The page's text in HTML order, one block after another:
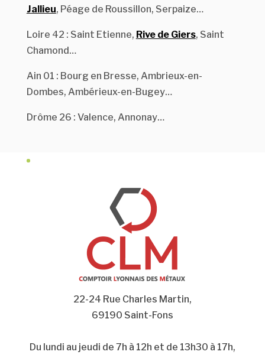
Jallieu, Péage de Roussillon, Serpaize…
Loire 42 : Saint Etienne, Rive de Giers, Saint
Chamond…
Ain 01 : Bourg en Bresse, Ambrieux-en-
Dombes, Ambérieux-en-Bugey…
Drôme 26 : Valence, Annonay…
22-24 Rue Charles Martin,
69190 Saint-Fons
Du lundi au jeudi de 7h à 12h et de 13h30 à 17h,